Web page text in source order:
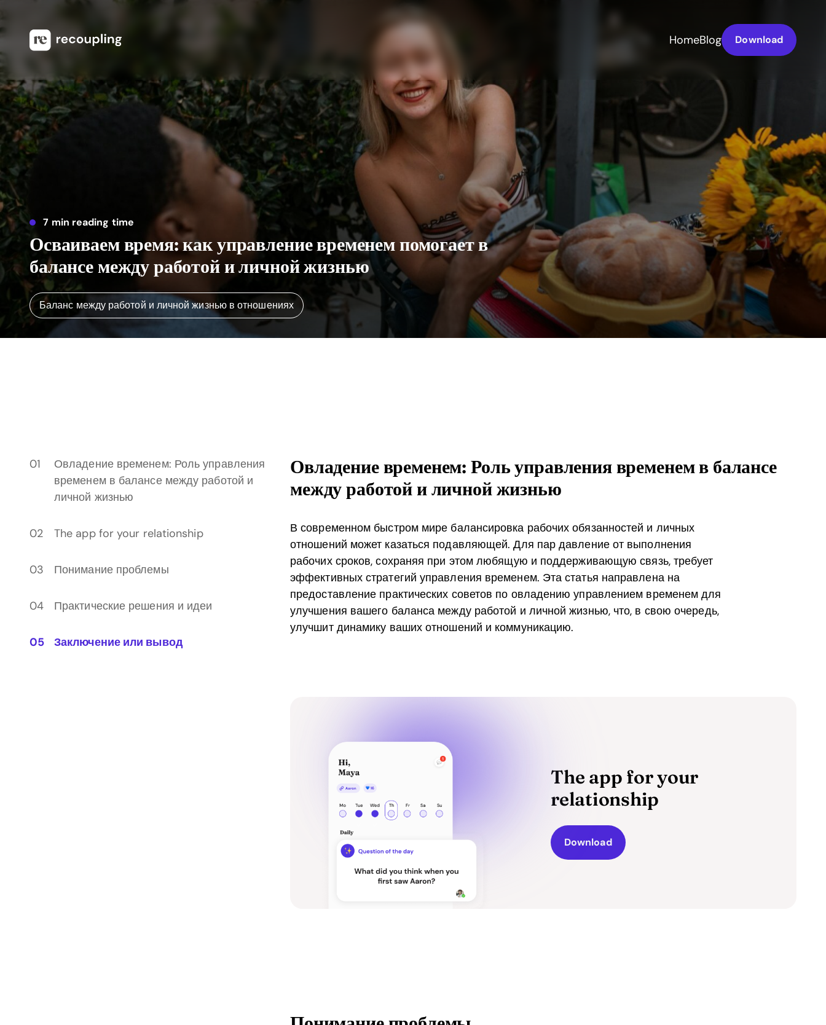
HomeBlog Download
7 min reading time
Осваиваем время: как управление временем помогает в
балансе между работой и личной жизнью
Баланс между работой и личной жизнью в отношениях
Овладение временем: Роль управления
временем в балансе между работой и
личной жизнью
The app for your relationship
Понимание проблемы
Практические решения и идеи
Заключение или вывод
Овладение временем: Роль управления временем в балансе
между работой и личной жизнью
В современном быстром мире балансировка рабочих обязанностей и личных
отношений может казаться подавляющей. Для пар давление от выполнения
рабочих сроков, сохраняя при этом любящую и поддерживающую связь, требует
эффективных стратегий управления временем. Эта статья направлена на
предоставление практических советов по овладению управлением временем для
улучшения вашего баланса между работой и личной жизнью, что, в свою очередь,
улучшит динамику ваших отношений и коммуникацию.
The app for your
relationship
Download